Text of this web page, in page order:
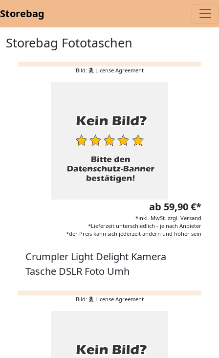
Storebag
Storebag Fototaschen
Bild: License Agreement
ab 59,90 €*
*inkl. MwSt. zzgl. Versand
*Lieferzeit unterschiedlich - je nach Anbieter
*der Preis kann sich jederzeit ändern und höher sein
Crumpler Light Delight Kamera
Tasche DSLR Foto Umh
Bild: License Agreement